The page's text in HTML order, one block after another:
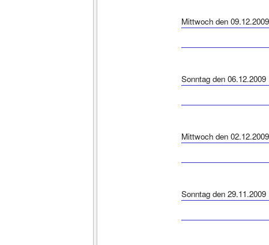
Mittwoch den 09.12.2009
Sonntag den 06.12.2009
Mittwoch den 02.12.2009
Sonntag den 29.11.2009